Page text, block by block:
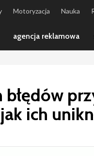
Motoryzacja Nauka
agencja reklamowa
błędów
ich